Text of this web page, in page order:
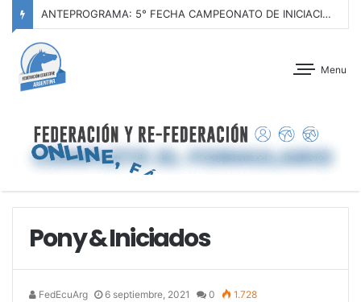
ANTEPROGRAMA: 5° FECHA CAMPEONATO DE INICIACIÓN A LA ACTIVIDAD ECUESTRE ZONA METROPOLITANA SUR – CLUB HÍPICO LA PLATA – 23 DE AGOSTO 2026
Menu
Pony & Iniciados
FedEcuArg 6 septiembre, 2021 0 1.728